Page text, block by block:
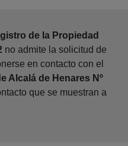
de la Propiedad
no admite la solicitud de
en contacto con el
Alcalá de Henares Nº
que se muestran a